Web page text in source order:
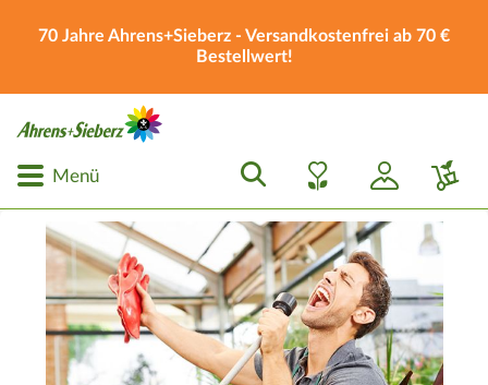
70 Jahre Ahrens+Sieberz - Versandkostenfrei ab 70 €
Bestellwert!
Menü